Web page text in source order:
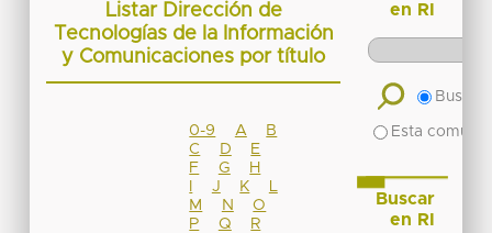
Listar Dirección de
Tecnologías de la Información
y Comunicaciones por título
0-9 A
B
C
D
E
F
G
H
J K
M
N
O
P
Q
R
en RI
Buscar
Esta
Buscar
en RI